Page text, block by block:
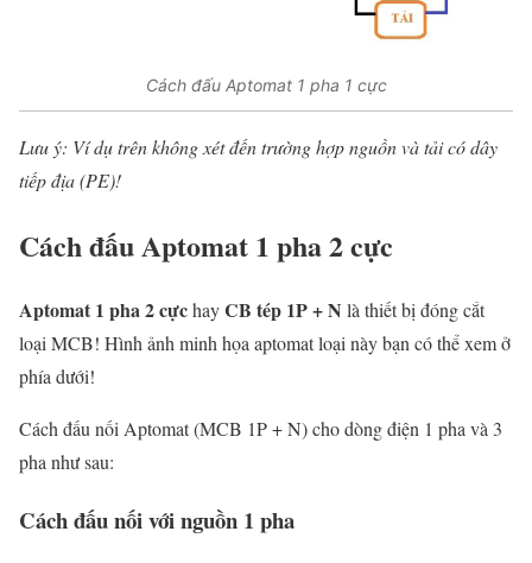
Cách đấu Aptomat 1 pha 1 cực
Lưu ý: Ví dụ trên không xét đến trường hợp nguồn và tải có dây
tiếp địa (PE)!
Cách đấu Aptomat 1 pha 2 cực
Aptomat 1 pha 2 cựchayCB tép 1P + N là thiết bị đóng cắt
loại MCB! Hình ảnh minh họa aptomat loại này bạn có thể xem ở
phía dưới!
Cách đấu nối Aptomat (MCB 1P + N) cho dòng điện 1 pha và 3
pha như sau:
Cách đấu nối với nguồn 1 pha